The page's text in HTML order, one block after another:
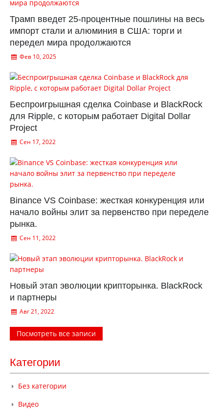
Трамп введет 25-процентные пошлины на весь
импорт стали и алюминия в США: торги и
передел мира продолжаются
Фев 10, 2025
Беспроигрышная сделка Coinbase и BlackRock
для Ripple, с которым работает Digital Dollar
Project
Сен 17, 2022
Binance VS Coinbase: жесткая конкуренция или
начало войны элит за первенство при переделе
рынка.
Сен 11, 2022
Новый этап эволюции крипторынка. BlackRock
и партнеры
Авг 21, 2022
Посмотреть все записи
Категории
Без категории
Видео